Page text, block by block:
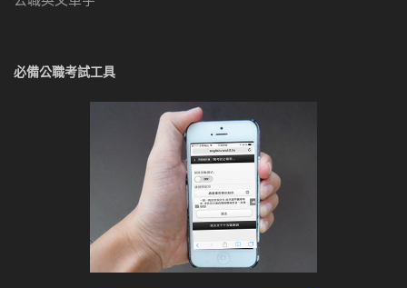
必備公職考試工具